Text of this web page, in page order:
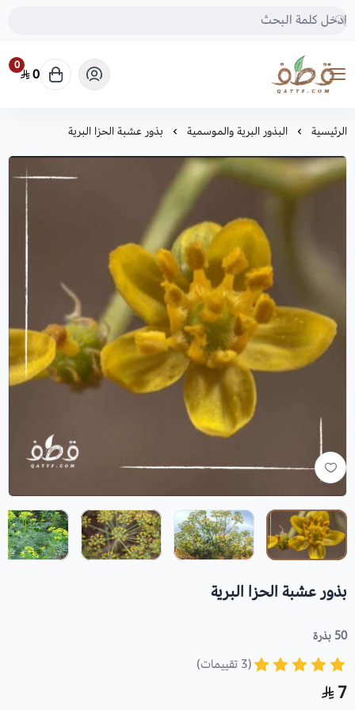
متجر قطف للبذور
0
0
الرئيسية البذور البرية والموسمية بذور عشبة الحزا البرية
بذور عشبة الحزا البرية
50 بذرة
(3 تقييمات)
7